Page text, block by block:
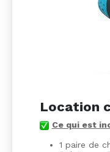
Location
Ce qui est
1 paire de